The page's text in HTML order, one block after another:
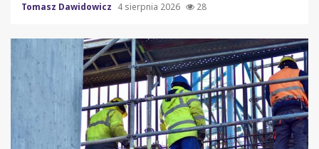
Tomasz Dawidowicz 4 sierpnia 2026 28